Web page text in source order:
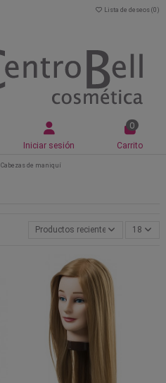
Lista de deseos (0 )
Iniciar sesión
0
Carrito
Cabezas de maniquí
Productos recientemente18